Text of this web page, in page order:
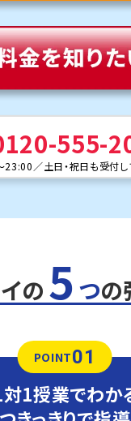
：光村）
科書やワークからの出題が
れるため油断できません。
問題まで丁寧にフォローし
力を育てます。
ス
校
は学校から車で約10分の
礎問題も応用問題も学校指
です。トライは指定の教材が
可能。多くの生徒さまがワー
。
：光村）
科書やワークからの出題が
れるため油断できません。ト
問題まで丁寧にフォローし、
を育てます。
555-
23:00 ／土日・祝日も受付
の 5 つの
POINT01
1授業でわか